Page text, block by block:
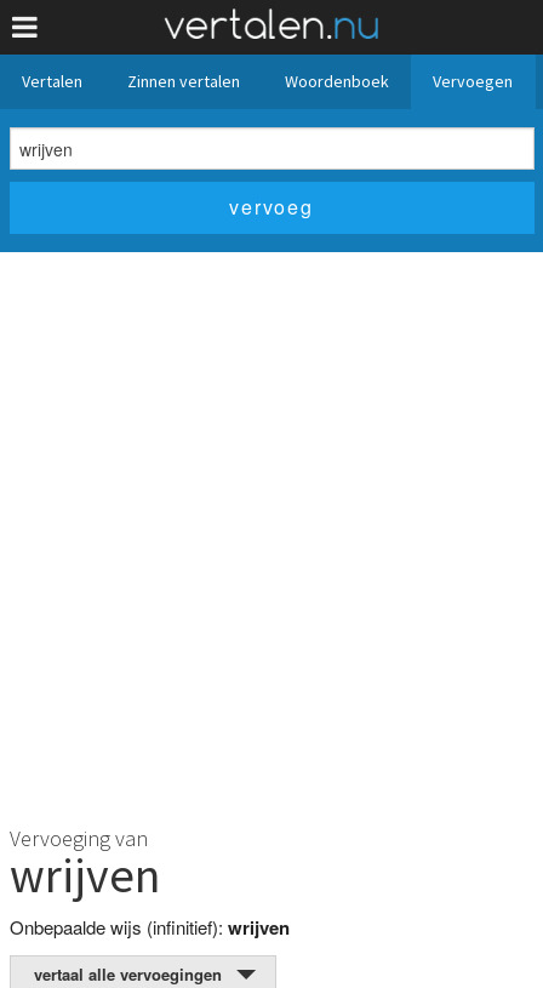
Vertalen Zinnen vertalen Woordenboek Vervoegen
Vervoeging van
wrijven
Onbepaalde wijs (infinitief): wrijven
vertaal alle vervoegingen